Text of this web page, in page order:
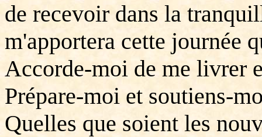
de recevoir dans la
m'apportera cette journée
Accorde-moi de me livrer
Prépare-moi et soutiens-
Quelles que soient les